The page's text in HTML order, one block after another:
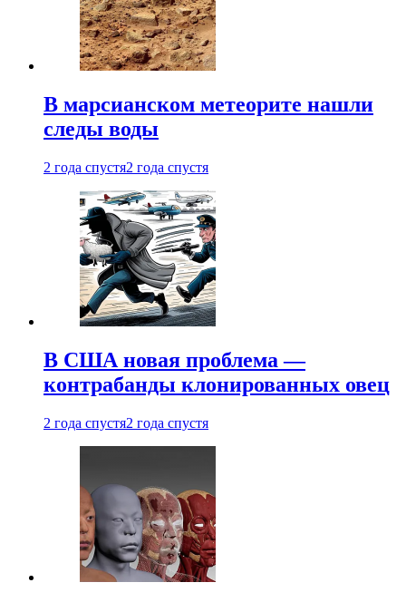
В марсианском метеорите нашли
следы воды
2 года спустя2 года спустя
В США новая проблема —
контрабанды клонированных овец
2 года спустя2 года спустя